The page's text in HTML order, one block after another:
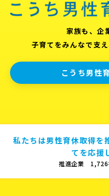
家族も、企
子育てをみんなで支
こうち男性
私たちは男性育休取得を
てを応援
推進企業 1,726